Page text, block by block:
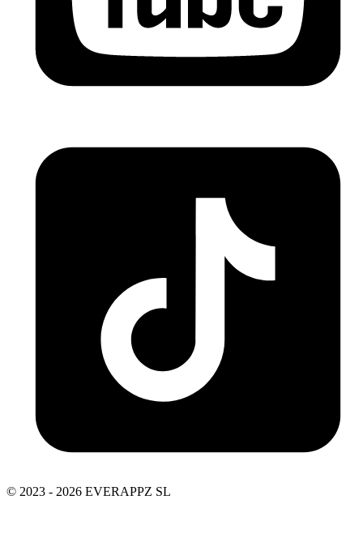
© 2023 - 2026 EVERAPPZ SL